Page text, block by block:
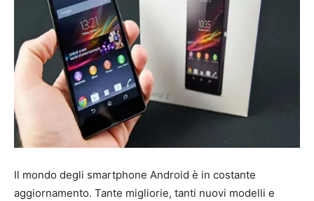
Il mondo degli smartphone Android è in costante
aggiornamento. Tante migliorie, tanti nuovi modelli e